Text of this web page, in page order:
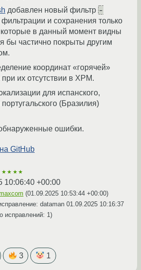
добавлен новый фильтр -
фильтрации и сохранения только
которые в данный момент видны
бы частично покрыты другим
координат «горячей»
при их отсутствии в XPM.
для испанского,
португальского (Бразилия)
ошибки.
GitHub
10:06:40 +00:00
(01.09.2025 10:53:44 +00:00)
dataman 01.09.2025 10:16:37
исправлений: 1)
3 1